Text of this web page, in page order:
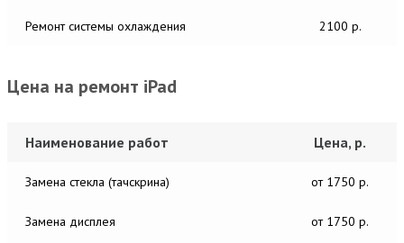
Ремонт системы охлаждения 2100 р.
Цена на ремонт iPad
Наименование работ Цена, р.
Замена стекла (тачскрина) от 1750 р.
Замена дисплея от 1750 р.